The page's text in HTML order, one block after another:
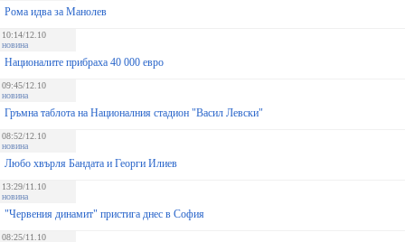
Рома идва за Манолев
10:14/12.10
новина
Националите прибраха 40 000 евро
09:45/12.10
новина
Гръмна таблота на Националния стадион "Васил Левски"
08:52/12.10
новина
Любо хвърля Бандата и Георги Илиев
13:29/11.10
новина
"Червения динамит" пристига днес в София
08:25/11.10